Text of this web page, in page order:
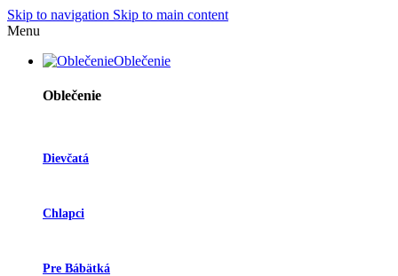
Skip to navigation Skip to main content
Menu
Oblečenie
Oblečenie
Dievčatá
Chlapci
Pre Bábätká